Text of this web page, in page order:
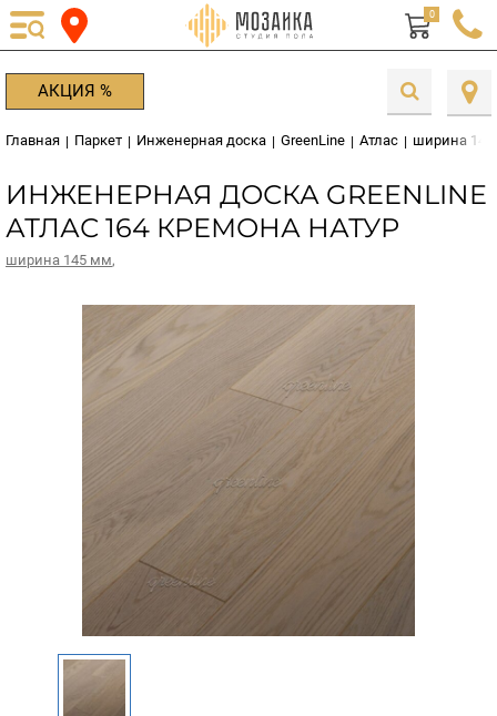
0
АКЦИЯ %
Главная | Паркет | Инженерная доска | GreenLine | Атлас | ширина
ИНЖЕНЕРНАЯ ДОСКА GREENLINE
АТЛАС 164 КРЕМОНА НАТУР
ширина 145 мм,